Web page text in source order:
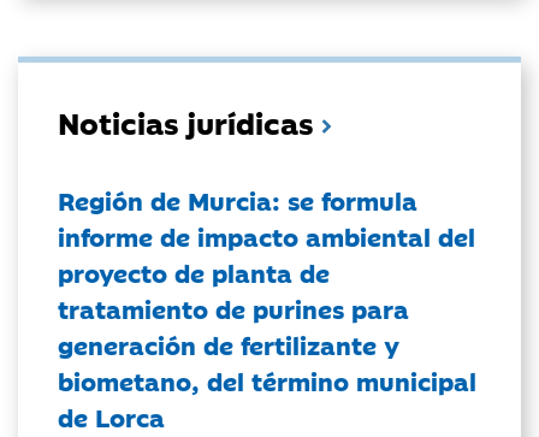
Noticias jurídicas
Región de Murcia: se formula
informe de impacto ambiental del
proyecto de planta de
tratamiento de purines para
generación de fertilizante y
biometano, del término municipal
de Lorca